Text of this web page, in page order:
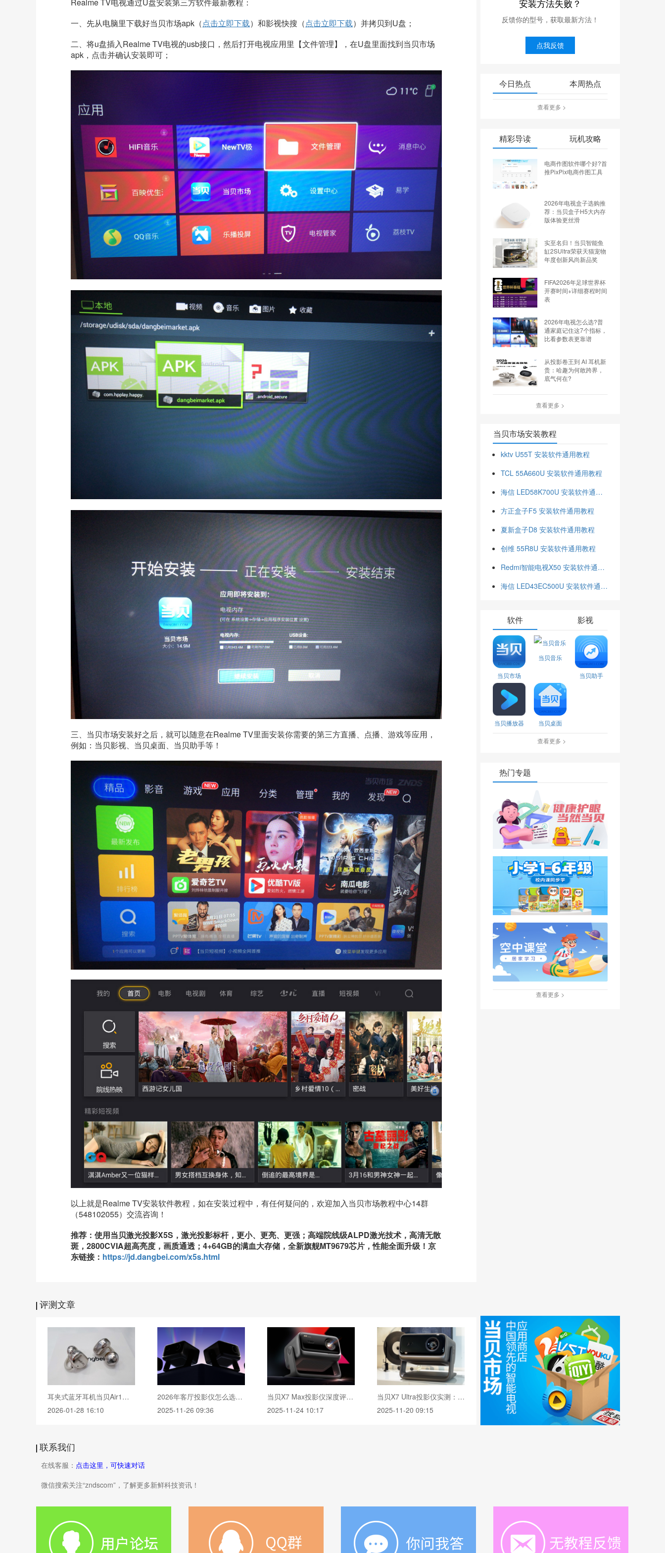
一、先从电脑里下载好当贝市场apk（点击立即下载） 和影视快搜（点击立即下载）并拷贝到U盘；
二、将u盘插入Realme TV电视的usb接口，然后打开电视应用里【文件管理】，在U盘里面找到当贝市场
apk，点击并确认安装即可；
三、当贝市场安装好之后，就可以随意在Realme TV里面安装你需要的第三方直播、点播、游戏等应用，
例如：当贝影视、当贝桌面、当贝助手等！
以上就是Realme TV安装软件教程，如在安装过程中，有任何疑问的，欢迎加入当贝市场教程中心14群
（548102055）交流咨询！
推荐：使用当贝激光投影X5S，激光投影标杆，更小、更亮、更强；高端院线级ALPD激光技术，高清无散
斑，2800CVIA超高亮度，画质通透；4+64GB的满血大存储，全新旗舰MT9679芯片，性能全面升级！京
东链接： https://jd.dangbei.com/x5s.html
安装方法失败？
反馈你的型号，获取最新方法！
点我反馈
今日热点 本周热点
查看更多 >
精彩导读 玩机攻略
电商作图软件哪个好?首
推PixPix电商作图工具
2026年电视盒子选购推
荐：当贝盒子H5大内存
版体验更丝滑
实至名归！当贝智能鱼
缸2SUltra荣获天猫宠物
年度创新风尚新品奖
FIFA2026年足球世界杯
开赛时间+详细赛程时间
表
2026年电视怎么选?普
通家庭记住这7个指标，
比看参数表更靠谱
从投影卷王到 AI 耳机新
贵：哈趣为何敢跨界，
底气何在?
查看更多 >
当贝市场安装教程
kktv U55T 安装软件通用教程
TCL 55A660U 安装软件通用教程
海信 LED58K700U 安装软件通用教程
方正盒子F5 安装软件通用教程
夏新盒子D8 安装软件通用教程
创维 55R8U 安装软件通用教程
Redmi智能电视X50 安装软件通用教程
海信 LED43EC500U 安装软件通用教程
软件 影视
当贝市场
当贝音乐
当贝助手
当贝播放器 当贝桌面
查看更多 >
热门专题
查看更多 >
评测文章
耳夹式蓝牙耳机当贝Air1深度开箱测评：AI耳机里的卷王值得买吗?
2026-01-28 16:10
2026年客厅投影仪怎么选?7000-8000价位热门机型选购测评指南
2025-11-26 09:36
当贝X7 Max投影仪深度评测：纯三色激光已普及 镜头移轴新赛道出现！
2025-11-24 10:17
当贝X7 Ultra投影仪实测：家庭影院党+游戏发烧友的双满足旗舰
2025-11-20 09:15
联系我们
在线客服： 点击这里，可快速对话
微信搜索关注“zndscom”，了解更多新鲜科技资讯！